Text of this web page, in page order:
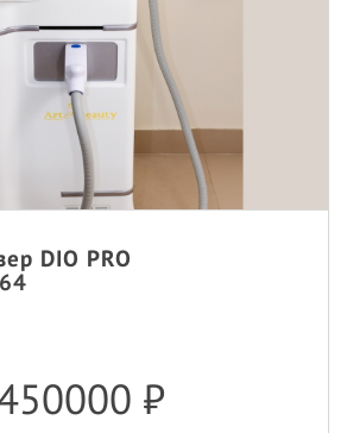
DIO PRO
₽